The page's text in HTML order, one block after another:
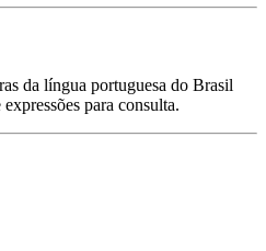
da língua portuguesa do Brasil
para consulta.